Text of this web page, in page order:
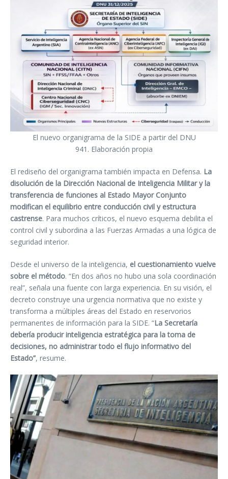
El nuevo organigrama de la SIDE a partir del DNU
941. Elaboración propia
El rediseño del organigrama también impacta en Defensa. La
disolución de la Dirección Nacional de Inteligencia Militar y la
transferencia de funciones al Estado Mayor Conjunto
modifican el equilibrio entre conducción civil y estructura
castrense. Para muchos críticos, el nuevo esquema debilita el
control civil y subordina a las Fuerzas Armadas a una lógica de
seguridad interior.
Desde el universo de la inteligencia, el cuestionamiento vuelve
sobre el método. “En dos años no hubo una sola coordinación
real”, señala una fuente con larga experiencia. En su visión, el
decreto construye una urgencia normativa que no existe y
transforma a múltiples áreas del Estado en reservorios
permanentes de información para la SIDE. “La Secretaría
debería producir inteligencia estratégica para la toma de
decisiones, no administrar todo el flujo informativo del
Estado”, resume.